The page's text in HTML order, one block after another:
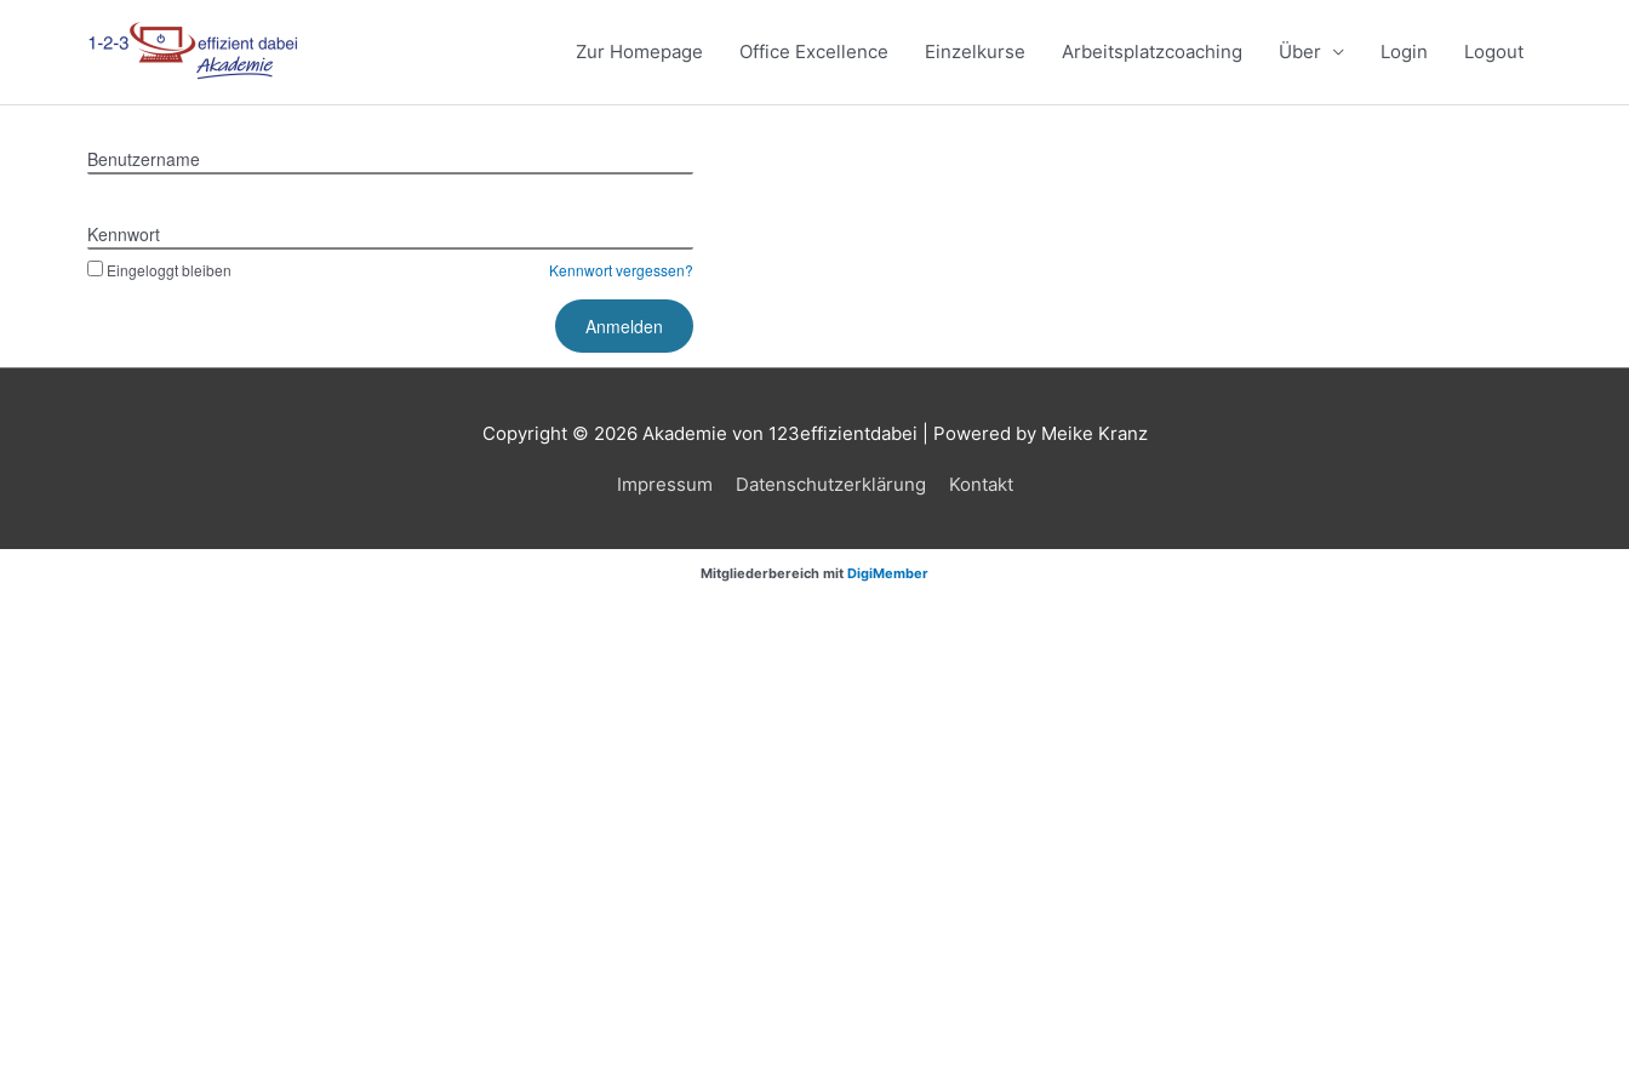
Zur Homepage Office Excellence Einzelkurse Arbeitsplatzcoaching Über Login Logout
Benutzername
Kennwort
Eingeloggt bleiben Kennwort vergessen?
Copyright © 2026 Akademie von 123effizientdabei | Powered by Meike Kranz
Impressum Datenschutzerklärung Kontakt
Mitgliederbereich mit DigiMember